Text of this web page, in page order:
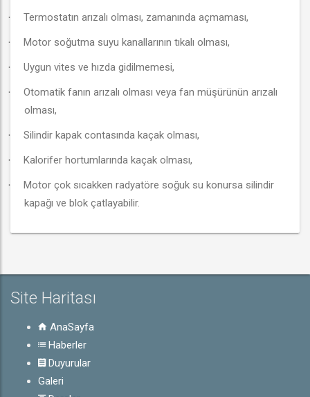
· Termostatın arızalı olması, zamanında açmaması,
· Motor soğutma suyu kanallarının tıkalı olması,
· Uygun vites ve hızda gidilmemesi,
·
Otomatik fanın arızalı olması veya fan müşürünün arızalı
olması,
· Silindir kapak contasında kaçak olması,
· Kalorifer hortumlarında kaçak olması,
·
Motor çok sıcakken radyatöre soğuk su konursa silindir
kapağı ve blok çatlayabilir.
Site Haritası
AnaSayfa
Haberler
Duyurular
Galeri